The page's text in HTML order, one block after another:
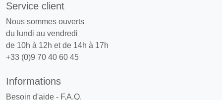
Service client
Nous sommes ouverts
du lundi au vendredi
de 10h à 12h et de 14h à 17h
+33 (0)9 70 40 60 45
Informations
Besoin d'aide - F.A.Q.